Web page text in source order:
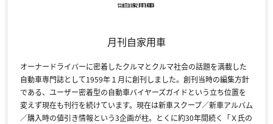
月刊自家用車
オーナードライバーに密着したクルマとクルマ社会の話題を満載した
自動車専門誌として1959年１月に創刊しました。創刊当時の編集方針
である、ユーザー密着型の自動車バイヤーズガイドという立ち位置を
変えず現在も刊行を続けています。現在は新車スクープ／新車アルバム
／購入時の値引き情報という3企画が柱。とくに約30年間続く「Ｘ氏の